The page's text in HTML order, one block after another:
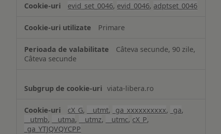
evid_set_0046, evid_0046, adptset_0046
Primare
Câteva secunde, 90 zile,
Câteva secunde
viata-libera.ro
cX_G, __utmt, _ga_xxxxxxxxxx, _ga,
__utmb, __utma, __utmz, __utmc, cX_P,
_ga_YTJQVQYCPP